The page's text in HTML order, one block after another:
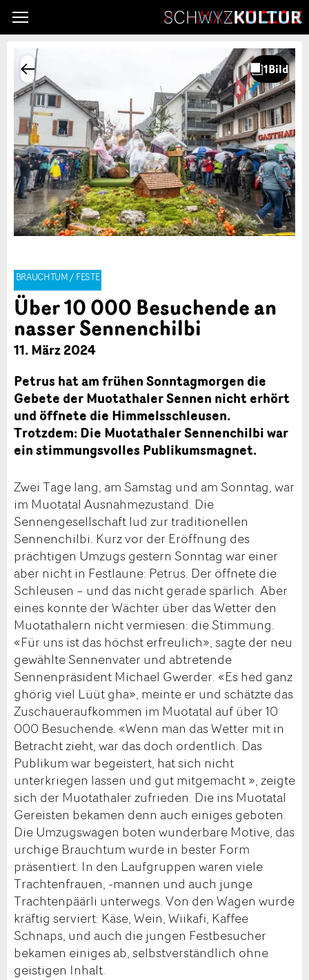
BRAUCHTUM / FESTE
Über 10 000 Besuchende an
nasser Sennenchilbi
11. März 2024
Petrus hat am frühen Sonntagmorgen die
Gebete der Muotathaler Sennen nicht erhört
und öffnete die Himmelsschleusen.
Trotzdem: Die Muotathaler Sennenchilbi war
ein stimmungsvolles Publikumsmagnet.
Zwei Tage lang, am Samstag und am Sonntag, war
im Muotatal Ausnahmezustand. Die
Sennengesellschaft lud zur traditionellen
Sennenchilbi. Kurz vor der Eröffnung des
prächtigen Umzugs gestern Sonntag war einer
aber nicht in Festlaune: Petrus. Der öffnete die
Schleusen – und das nicht gerade spärlich. Aber
eines konnte der Wächter über das Wetter den
Muotathalern nicht vermiesen: die Stimmung.
«Für uns ist das höchst erfreulich», sagte der neu
gewählte Sennenvater und abtretende
Sennenpräsident Michael Gwerder. «Es hed ganz
ghörig viel Lüüt gha», meinte er und schätzte das
Zuschaueraufkommen im Muotatal auf über 10
000 Besuchende. «Wenn man das Wetter mit in
Betracht zieht, war das doch ordentlich. Das
Publikum war begeistert, hat sich nicht
unterkriegen lassen und gut mitgemacht », zeigte
sich der Muotathaler zufrieden. Die ins Muotatal
Gereisten bekamen denn auch einiges geboten.
Die Umzugswagen boten wunderbare Motive, das
urchige Brauchtum wurde in bester Form
präsentiert. In den Laufgruppen waren viele
Trachtenfrauen, -mannen und auch junge
Trachtenpäärli unterwegs. Von den Wagen wurde
kräftig serviert: Käse, Wein, Wiikafi, Kaffee
Schnaps, und auch die jungen Festbesucher
bekamen einiges ab, selbstverständlich ohne
geistigen Inhalt.